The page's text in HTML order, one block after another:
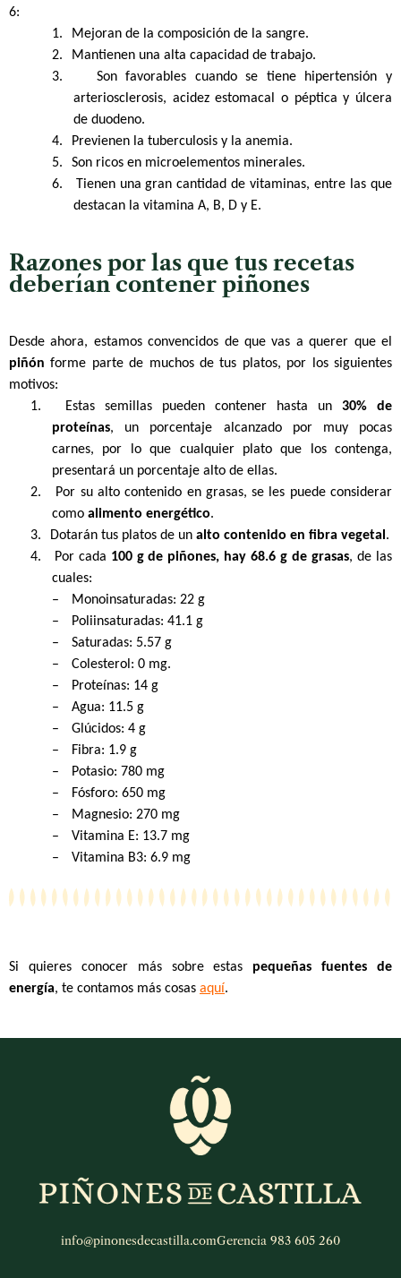
6:
1.
Mejoran de la composición de la sangre.
2.
Mantienen una alta capacidad de trabajo.
3.
Son favorables cuando se tiene hipertensión y
arteriosclerosis, acidez estomacal o péptica y úlcera
de duodeno.
4.
Previenen la tuberculosis y la anemia.
5.
Son ricos en microelementos minerales.
6.
Tienen una gran cantidad de vitaminas, entre las que
destacan la vitamina A, B, D y E.
Razones por las que tus recetas
deberían contener piñones
Desde ahora, estamos convencidos de que vas a querer que el
piñónforme parte de muchos de tus platos, por los siguientes
motivos:
1.
Estas semillas pueden contener hasta un 30% de
proteínas, un porcentaje alcanzado por muy pocas
carnes, por lo que cualquier plato que los contenga,
presentará un porcentaje alto de ellas.
2.
Por su alto contenido en grasas, se les puede considerar
como alimento energético.
3.
Dotarán tus platos de un alto contenido en fibra vegetal .
4.
Por cada 100 g de piñones, hay 68.6 g de grasas, de las
cuales:
–
Monoinsaturadas: 22 g
–
Poliinsaturadas: 41.1 g
–
Saturadas: 5.57 g
–
Colesterol: 0 mg.
–
Proteínas: 14 g
–
Agua: 11.5 g
–
Glúcidos: 4 g
–
Fibra: 1.9 g
–
Potasio: 780 mg
–
Fósforo: 650 mg
–
Magnesio: 270 mg
–
Vitamina E: 13.7 mg
–
Vitamina B3: 6.9 mg
Si quieres conocer más sobre estas pequeñas fuentes de
energía, te contamos más cosas aquí.
info@pinonesdecastilla.comGerencia 983 605 260